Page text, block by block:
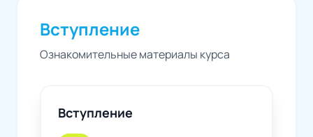
Вступление
Ознакомительные материалы курса
Вступление